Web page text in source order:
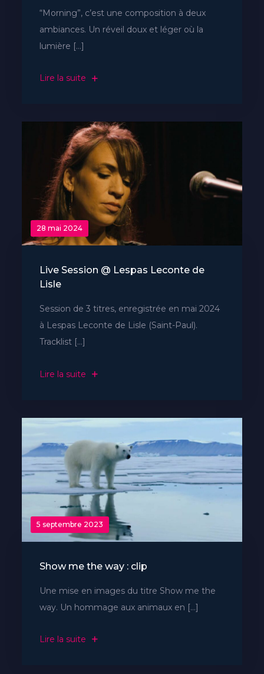
“Morning”, c’est une composition à deux
ambiances. Un réveil doux et léger où la
lumière […]
Lire la suite
28 mai 2024
Live Session @ Lespas Leconte de
Lisle
Session de 3 titres, enregistrée en mai 2024
à Lespas Leconte de Lisle (Saint-Paul).
Tracklist […]
Lire la suite
5 septembre 2023
Show me the way : clip
Une mise en images du titre Show me the
way. Un hommage aux animaux en […]
Lire la suite